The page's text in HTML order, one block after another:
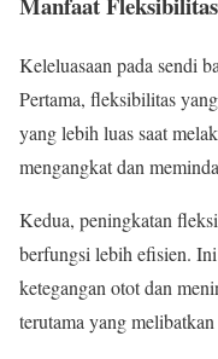
Keleluasaan pada sendi
Pertama, fleksibilitas
yang lebih luas saat
mengangkat dan
Kedua, peningkatan
berfungsi lebih efisien.
ketegangan otot dan
terutama yang